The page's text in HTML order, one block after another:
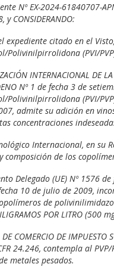
Nº EX­-2024-61840707-
y CONSIDERANDO:
expediente citado en el
Polivinilpirrolidona (PVI/
INTERNACIONAL
Nº 1 de fecha 3 de
Polivinilpirrolidona (PVI/
admite su adición en
concentraciones
Internacional, en su
composición de los
Delegado (UE) Nº 1576
10 de julio de 2009,
de
POR LITRO (500
COMERCIO DE IMPUESTO
24.246, contempla al
metales pesados.